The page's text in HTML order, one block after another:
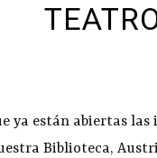
ya están abiertas
Biblioteca,